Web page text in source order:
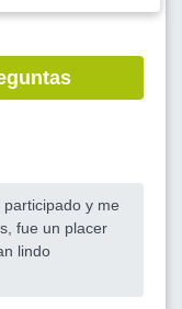
y me
fue un placer
lindo